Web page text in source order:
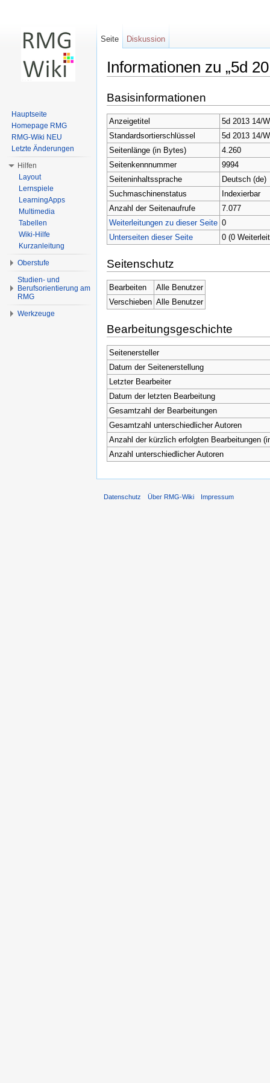
Informationen zu „5d
Basisinformationen
Anzeigetitel
5d 2013 14/
Standardsortierschlüssel
5d 2013 14/
Seitenlänge (in Bytes)
4.260
Seitenkennnummer
9994
Seiteninhaltssprache
Deutsch (de)
Suchmaschinenstatus
Indexierbar
Anzahl der Seitenaufrufe
7.077
Weiterleitungen zu dieser Seite 0
Unterseiten dieser Seite
0 (0
Seitenschutz
Bearbeiten
Alle Benutzer
Verschieben Alle Benutzer
Bearbeitungsgeschichte
Seitenersteller
Datum der Seitenerstellung
Letzter Bearbeiter
Datum der letzten Bearbeitung
Gesamtzahl der Bearbeitungen
Gesamtzahl unterschiedlicher Autoren
Anzahl der kürzlich erfolgten Bearbeitungen
Anzahl unterschiedlicher Autoren
Seite Diskussion
Hauptseite
Homepage RMG
RMG-Wiki NEU
Letzte Änderungen
Hilfen
Layout
Lernspiele
LearningApps
Multimedia
Tabellen
Wiki-Hilfe
Kurzanleitung
Oberstufe
Studien- und
Berufsorientierung am
RMG
Werkzeuge
Datenschutz Über RMG-Wiki Impressum